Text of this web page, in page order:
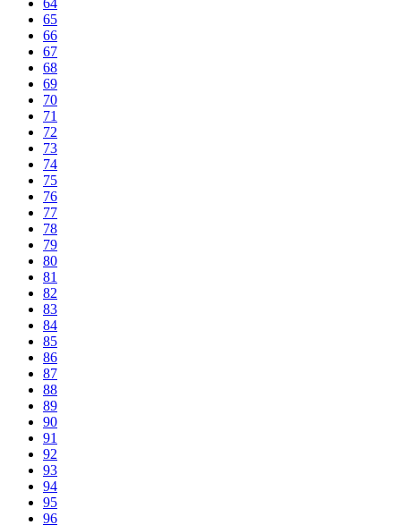
65
66
67
68
69
70
71
72
73
74
75
76
77
78
79
80
81
82
83
84
85
86
87
88
89
90
91
92
93
94
95
96